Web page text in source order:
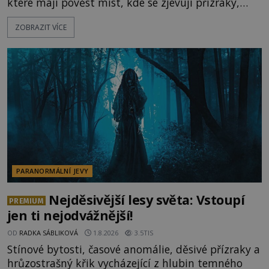
ozývají nevysvětlitelné zvuky nebo se dějí podivné
jevy. Zatímco historici většinou hledají racionální
lokality vykazují nápadně podobná svědectví po
celé generace. A právě tato opakující se svědectví
ZOBRAZIT VÍCE
PARANORMÁLNÍ JEVY
PREMIUM
Nejděsivější lesy světa: Vstoupí
jen ti nejodvážnější!
OD RADKA SÁBLIKOVÁ 1.8.2026 3.5TIS
Stínové bytosti, časové anomálie, děsivé přízraky a
hrůzostrašný křik vycházející z hlubin temného